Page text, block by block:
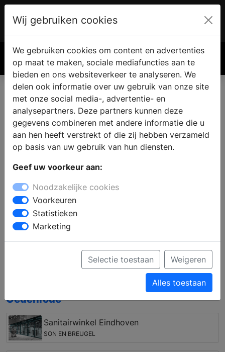
€ 0.00
Vind een nieuwe badkamer in
Sint-Oedenrode
Oedenrode? Wanneer u de badkamer gaat verbouwen
vindt u in de sanitair winkel alle informatie en inspiratie
voor een nieuwe badkamer. Welke badkamerstijl past
bij u en wat zijn de laatste badkamertrends en
noviteiten? Wat is de beste indeling en inrichting van
uw droombadkamer? Door middel van persoonlijk
advies van een ervaren medewerker kunt u een
complete badkamer samenstellen, die past bij uw
woonstijl, wensen en budget.
Badkamer winkel in de regio Sint-
Oedenrode
Sanitairwinkel Eindhoven
SON EN BREUGEL
Wij gebruiken cookies
We gebruiken cookies om content en advertenties
op maat te maken, sociale mediafuncties aan te
bieden en ons websiteverkeer te analyseren. We
delen ook informatie over uw gebruik van onze site
met onze social media-, advertentie- en
analysepartners. Deze partners kunnen deze
gegevens combineren met andere informatie die u
aan hen heeft verstrekt of die zij hebben verzameld
op basis van uw gebruik van hun diensten.
Geef uw voorkeur aan:
Noodzakelijke cookies
Voorkeuren
Statistieken
Marketing
Selectie toestaan Weigeren
Alles toestaan